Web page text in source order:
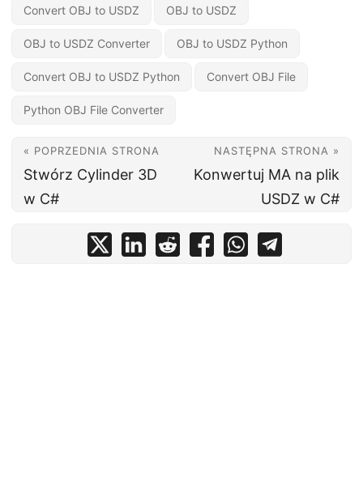
Convert OBJ to USDZ OBJ to USDZ
OBJ to USDZ Converter OBJ to USDZ Python
Convert OBJ to USDZ Python Convert OBJ File
Python OBJ File Converter
« POPRZEDNIA STRONA
Stwórz Cylinder 3D
w C#
NASTĘPNA STRONA »
Konwertuj MA na plik
USDZ w C#